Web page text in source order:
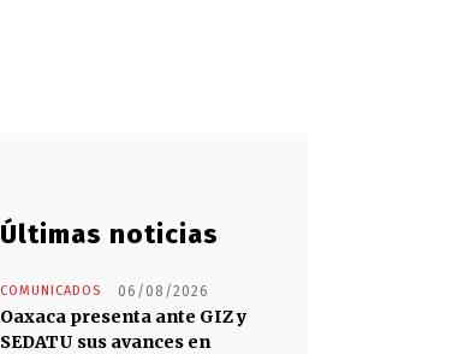
Últimas noticias
COMUNICADOS 06/08/2026
Oaxaca presenta ante GIZ y
SEDATU sus avances en